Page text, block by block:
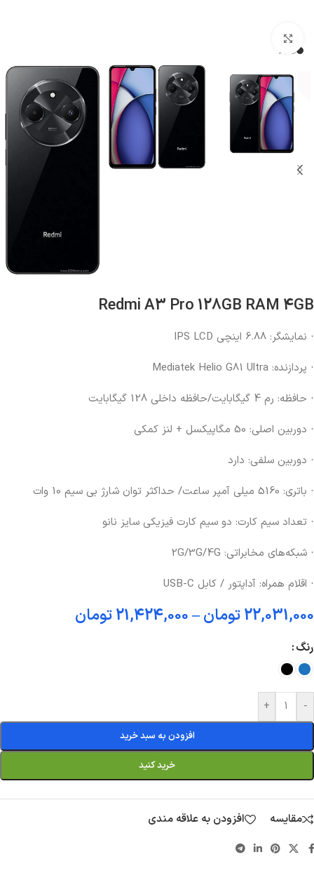
Redmi A3 Pro 128GB RAM 4GB
· نمایشگر: 6.88 اینچی IPS LCD
· پردازنده: Mediatek Helio G81 Ultra
· حافظه: رم 4 گیگابایت/حافظه داخلی 128 گیگابایت
· دوربین اصلی: 50 مگاپیکسل + لنز کمکی
· دوربین سلفی: دارد
· باتری: 5160 میلی آمپر ساعت/ حداکثر توان شارژ بی سیم 10 وات
· تعداد سیم کارت: دو سیم کارت فیزیکی سایز نانو
· شبکه‌های مخابراتی: 2G/3G/4G
· اقلام همراه: آداپتور / کابل USB-C
22,031,000تومان–
21,424,000تومان
رنگ
-
+
افزودن به سبد خرید
خرید کنید
مقایسه افزودن به علاقه مندی